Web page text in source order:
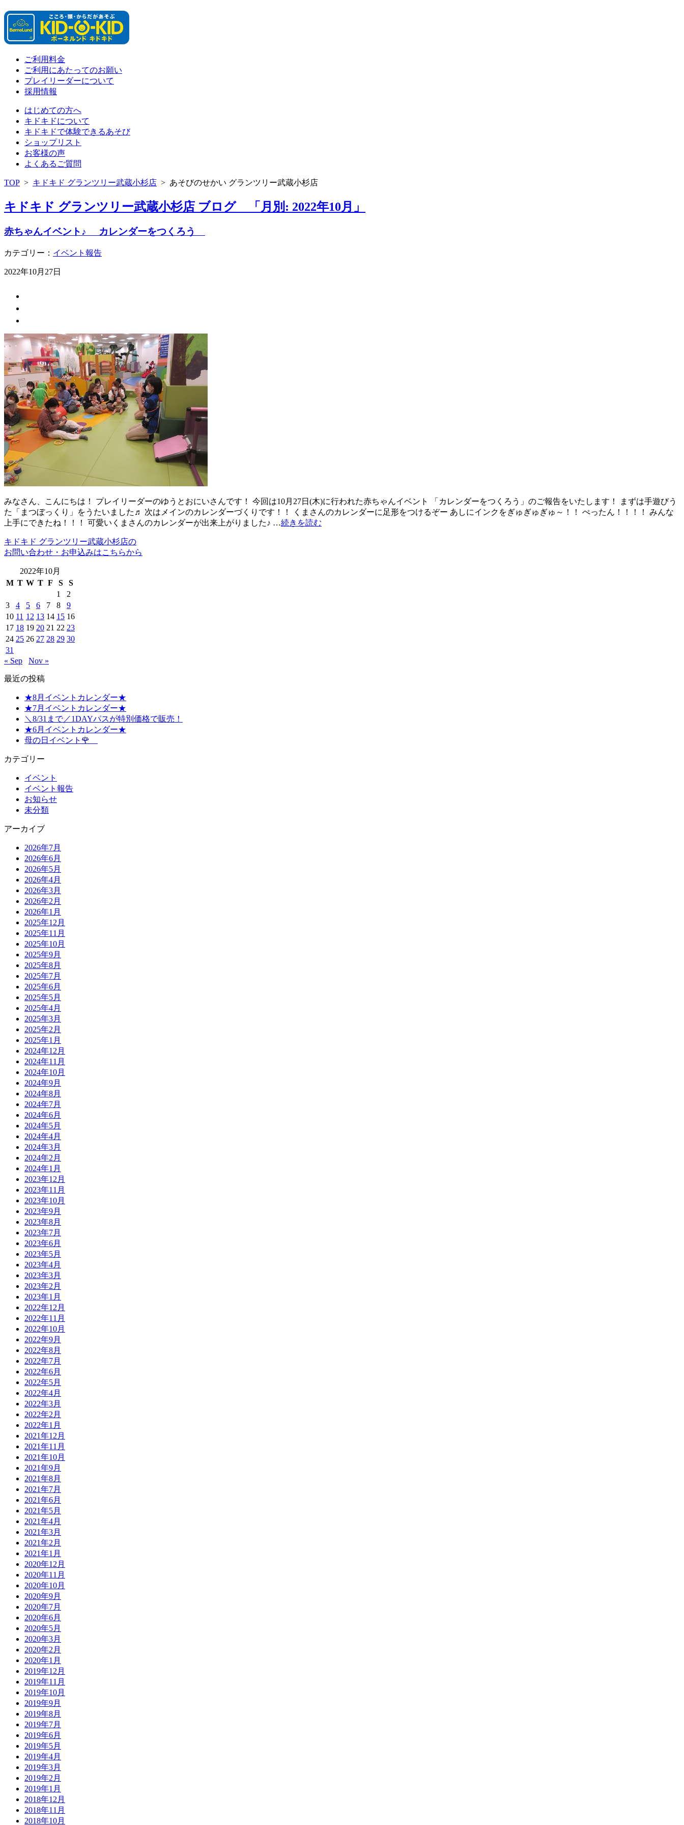
ご利用料金
ご利用にあたってのお願い
プレイリーダーについて
採用情報
はじめての方へ
キドキドについて
キドキドで体験できるあそび
ショップリスト
お客様の声
よくあるご質問
TOP > キドキド グランツリー武蔵小杉店 > あそびのせかい グランツリー武蔵小杉店
キドキド グランツリー武蔵小杉店 ブログ 「月別: 2022年10月」
赤ちゃんイベント♪ カレンダーをつくろう
カテゴリー： イベント報告
2022年10月27日
みなさん、こんにちは！ プレイリーダーのゆうとおにいさんです！ 今回は10月27日(木)に行われた赤ちゃんイベント 「カレンダーをつくろう」のご報告をいたします！ まずは手遊びう
た「まつぼっくり」をうたいました♬ 次はメインのカレンダーづくりです！！ くまさんのカレンダーに足形をつけるぞー あしにインクをぎゅぎゅぎゅ～！！ ぺったん！！！！ みんな
上手にできたね！！！ 可愛いくまさんのカレンダーが出来上がりました♪ …続きを読む
キドキド グランツリー武蔵小杉店の
お問い合わせ・お申込みはこちらから
2022年10月
M T W T F S
S
1
2
3
4 5 6 7 8
9
10 11 12 13 14 15 16
17 18 19 20 21 22 23
24 25 26 27 28 29 30
31
« Sep
Nov »
最近の投稿
★8月イベントカレンダー★
★7月イベントカレンダー★
＼8/31まで／1DAYパスが特別価格で販売！
★6月イベントカレンダー★
母の日イベント🌹
カテゴリー
イベント
イベント報告
お知らせ
未分類
アーカイブ
2026年7月
2026年6月
2026年5月
2026年4月
2026年3月
2026年2月
2026年1月
2025年12月
2025年11月
2025年10月
2025年9月
2025年8月
2025年7月
2025年6月
2025年5月
2025年4月
2025年3月
2025年2月
2025年1月
2024年12月
2024年11月
2024年10月
2024年9月
2024年8月
2024年7月
2024年6月
2024年5月
2024年4月
2024年3月
2024年2月
2024年1月
2023年12月
2023年11月
2023年10月
2023年9月
2023年8月
2023年7月
2023年6月
2023年5月
2023年4月
2023年3月
2023年2月
2023年1月
2022年12月
2022年11月
2022年10月
2022年9月
2022年8月
2022年7月
2022年6月
2022年5月
2022年4月
2022年3月
2022年2月
2022年1月
2021年12月
2021年11月
2021年10月
2021年9月
2021年8月
2021年7月
2021年6月
2021年5月
2021年4月
2021年3月
2021年2月
2021年1月
2020年12月
2020年11月
2020年10月
2020年9月
2020年7月
2020年6月
2020年5月
2020年3月
2020年2月
2020年1月
2019年12月
2019年11月
2019年10月
2019年9月
2019年8月
2019年7月
2019年6月
2019年5月
2019年4月
2019年3月
2019年2月
2019年1月
2018年12月
2018年11月
2018年10月